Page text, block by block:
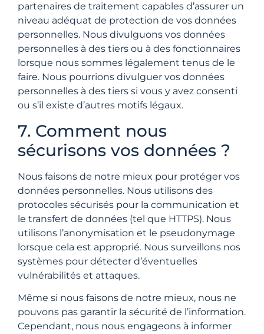
partenaires de traitement capables d’assurer un
niveau adéquat de protection de vos données
personnelles. Nous divulguons vos données
personnelles à des tiers ou à des fonctionnaires
lorsque nous sommes légalement tenus de le
faire. Nous pourrions divulguer vos données
personnelles à des tiers si vous y avez consenti
ou s’il existe d’autres motifs légaux.
7. Comment nous
sécurisons vos données ?
Nous faisons de notre mieux pour protéger vos
données personnelles. Nous utilisons des
protocoles sécurisés pour la communication et
le transfert de données (tel que HTTPS). Nous
utilisons l’anonymisation et le pseudonymage
lorsque cela est approprié. Nous surveillons nos
systèmes pour détecter d’éventuelles
vulnérabilités et attaques.
Même si nous faisons de notre mieux, nous ne
pouvons pas garantir la sécurité de l’information.
Cependant, nous nous engageons à informer